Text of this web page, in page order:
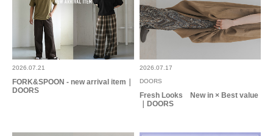
2026.07.21
FORK&SPOON - new arrival item｜
DOORS
2026.07.17
DOORS
Fresh Looks New in × Best value
｜DOORS